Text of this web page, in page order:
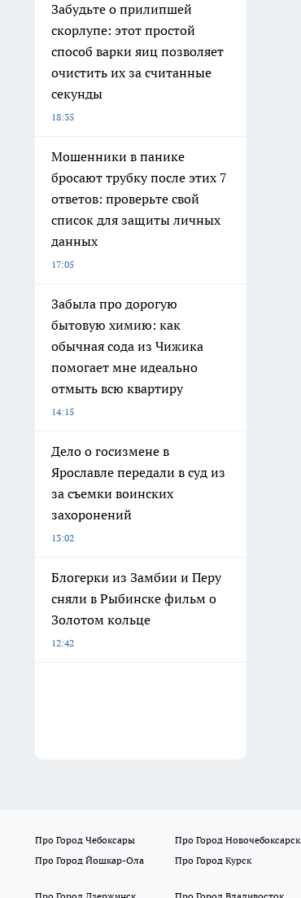
Забудьте о прилипшей
скорлупе: этот простой
способ варки яиц позволяет
очистить их за считанные
секунды
18:35
Мошенники в панике
бросают трубку после этих 7
ответов: проверьте свой
список для защиты личных
данных
17:05
Забыла про дорогую
бытовую химию: как
обычная сода из Чижика
помогает мне идеально
отмыть всю квартиру
14:15
Дело о госизмене в
Ярославле передали в суд из
за съемки воинских
захоронений
13:02
Блогерки из Замбии и Перу
сняли в Рыбинске фильм о
Золотом кольце
12:42
Про Город Чебоксары Про Город Новочебоксарск
Про Город Йошкар-Ола
Про Город Курск